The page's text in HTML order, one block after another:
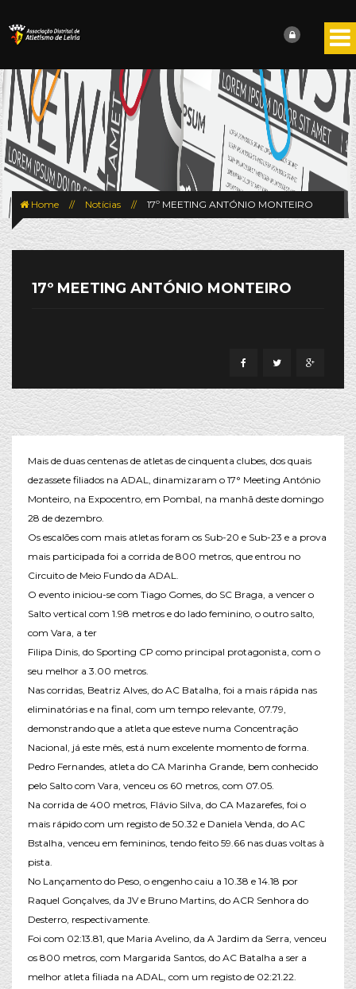
Home // Notícias // 17º MEETING ANTÓNIO MONTEIRO
17º MEETING ANTÓNIO MONTEIRO
Mais de duas centenas de atletas de cinquenta clubes, dos quais
dezassete filiados na ADAL, dinamizaram o 17° Meeting António
Monteiro, na Expocentro, em Pombal, na manhã deste domingo
28 de dezembro.
Os escalões com mais atletas foram os Sub-20 e Sub-23 e a prova
mais participada foi a corrida de 800 metros, que entrou no
Circuito de Meio Fundo da ADAL.
O evento iniciou-se com Tiago Gomes, do SC Braga, a vencer o
Salto vertical com 1.98 metros e do lado feminino, o outro salto,
com Vara, a ter
Filipa Dinis, do Sporting CP como principal protagonista, com o
seu melhor a 3.00 metros.
Nas corridas, Beatriz Alves, do AC Batalha, foi a mais rápida nas
eliminatórias e na final, com um tempo relevante, 07.79,
demonstrando que a atleta que esteve numa Concentração
Nacional, já este mês, está num excelente momento de forma.
Pedro Fernandes, atleta do CA Marinha Grande, bem conhecido
pelo Salto com Vara, venceu os 60 metros, com 07.05.
Na corrida de 400 metros, Flávio Silva, do CA Mazarefes, foi o
mais rápido com um registo de 50.32 e Daniela Venda, do AC
Bstalha, venceu em femininos, tendo feito 59.66 nas duas voltas à
pista.
No Lançamento do Peso, o engenho caiu a 10.38 e 14.18 por
Raquel Gonçalves, da JV e Bruno Martins, do ACR Senhora do
Desterro, respectivamente.
Foi com 02:13.81, que Maria Avelino, da A Jardim da Serra, venceu
os 800 metros, com Margarida Santos, do AC Batalha a ser a
melhor atleta filiada na ADAL, com um registo de 02:21.22.